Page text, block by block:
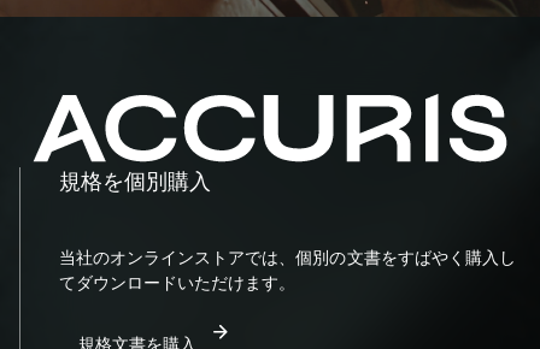
規格を個別購入
当社のオンラインストアでは、個別の文書をすばやく購入し
てダウンロードいただけます。
規格文書を購入